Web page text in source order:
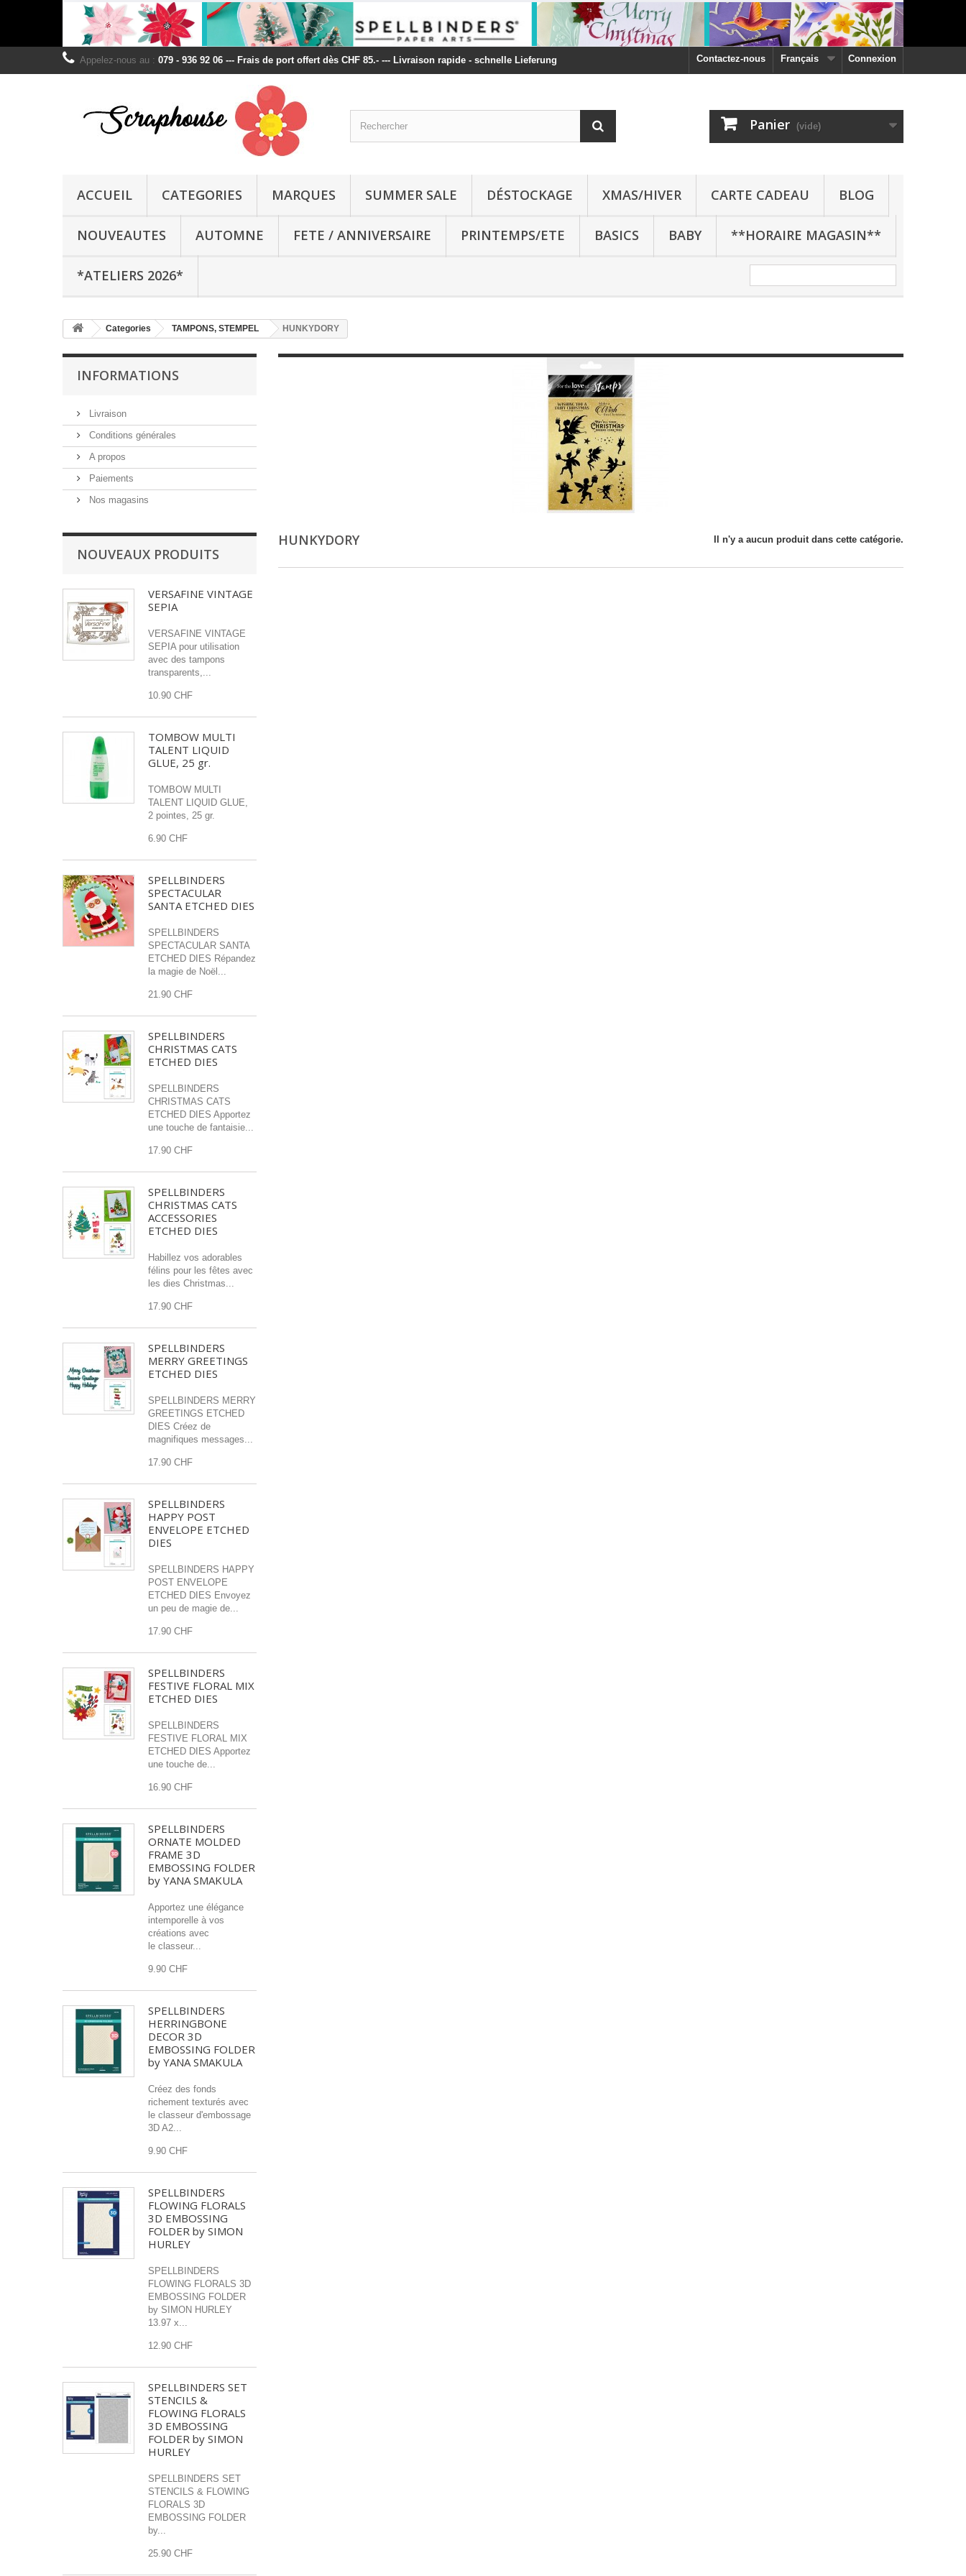
Connexion
Français
Contactez-nous
Appelez-nous au : 079 - 936 92 06 --- Frais de port offert dès CHF 85.- --- Livraison rapide - schnelle Lieferung
Panier (vide)
ACCUEIL CATEGORIES MARQUES SUMMER SALE DÉSTOCKAGE XMAS/HIVER CARTE CADEAU BLOG
NOUVEAUTES AUTOMNE FETE / ANNIVERSAIRE PRINTEMPS/ETE BASICS BABY **HORAIRE MAGASIN**
*ATELIERS 2026*
Categories TAMPONS, STEMPEL HUNKYDORY
INFORMATIONS
Livraison
Conditions générales
A propos
Paiements
Nos magasins
NOUVEAUX PRODUITS
VERSAFINE VINTAGE
SEPIA
VERSAFINE VINTAGE
SEPIA pour utilisation
avec des tampons
transparents,...
10.90 CHF
TOMBOW MULTI
TALENT LIQUID
GLUE, 25 gr.
TOMBOW MULTI
TALENT LIQUID GLUE,
2 pointes, 25 gr.
6.90 CHF
SPELLBINDERS
SPECTACULAR
SANTA ETCHED DIES
SPELLBINDERS
SPECTACULAR SANTA
ETCHED DIES Répandez
la magie de Noël...
21.90 CHF
SPELLBINDERS
CHRISTMAS CATS
ETCHED DIES
SPELLBINDERS
CHRISTMAS CATS
ETCHED DIES Apportez
une touche de fantaisie...
17.90 CHF
SPELLBINDERS
CHRISTMAS CATS
ACCESSORIES
ETCHED DIES
Habillez vos adorables
félins pour les fêtes avec
les dies Christmas...
17.90 CHF
SPELLBINDERS
MERRY GREETINGS
ETCHED DIES
SPELLBINDERS MERRY
GREETINGS ETCHED
DIES Créez de
magnifiques messages...
17.90 CHF
SPELLBINDERS
HAPPY POST
ENVELOPE ETCHED
DIES
SPELLBINDERS HAPPY
POST ENVELOPE
ETCHED DIES Envoyez
un peu de magie de...
17.90 CHF
SPELLBINDERS
FESTIVE FLORAL MIX
ETCHED DIES
SPELLBINDERS
FESTIVE FLORAL MIX
ETCHED DIES Apportez
une touche de...
16.90 CHF
SPELLBINDERS
ORNATE MOLDED
FRAME 3D
EMBOSSING FOLDER
by YANA SMAKULA
Apportez une élégance
intemporelle à vos
créations avec
le classeur...
9.90 CHF
SPELLBINDERS
HERRINGBONE
DECOR 3D
EMBOSSING FOLDER
by YANA SMAKULA
Créez des fonds
richement texturés avec
le classeur d'embossage
3D A2...
9.90 CHF
SPELLBINDERS
FLOWING FLORALS
3D EMBOSSING
FOLDER by SIMON
HURLEY
SPELLBINDERS
FLOWING FLORALS 3D
EMBOSSING FOLDER
by SIMON HURLEY
13.97 x...
12.90 CHF
SPELLBINDERS SET
STENCILS &
FLOWING FLORALS
3D EMBOSSING
FOLDER by SIMON
HURLEY
SPELLBINDERS SET
STENCILS & FLOWING
FLORALS 3D
EMBOSSING FOLDER
by...
25.90 CHF
HUNKYDORY Il n'y a aucun produit dans cette catégorie.